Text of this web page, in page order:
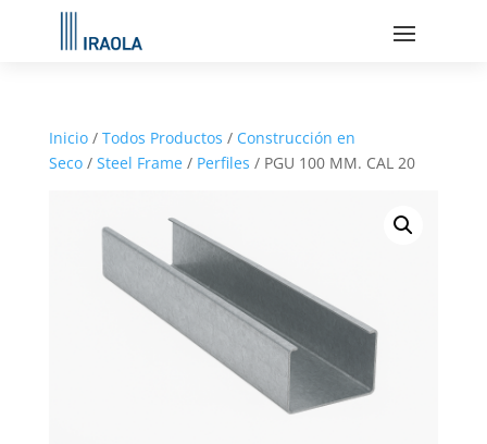
Inicio/ Todos Productos / Construcción en
Seco/ Steel Frame/ Perfiles / PGU 100 MM. CAL 20